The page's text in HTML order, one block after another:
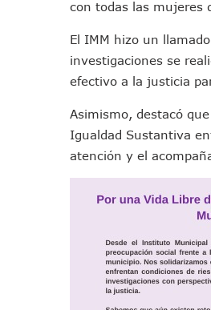
con todas las mujeres
El IMM hizo un
investigaciones se
efectivo a la justicia
Asimismo, destacó
Igualdad Sustantiva
atención y el